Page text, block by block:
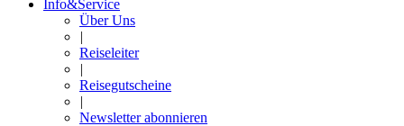
Info&Service
Über Uns
|
Reiseleiter
|
Reisegutscheine
|
Newsletter abonnieren